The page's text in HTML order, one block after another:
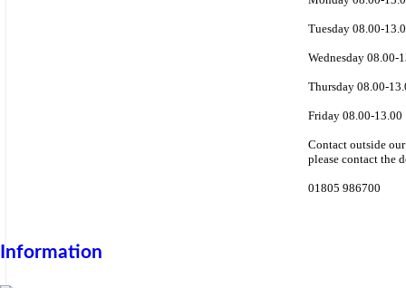
Tuesday 08.00-
Wednesday 08.00-
Thursday 08.00-
Friday 08.00-13.00
Contact outside
please contact the
01805 986700
Information